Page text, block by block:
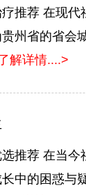
推荐 在现代
州省的省会
解详情....>
推荐 在当今
中的困惑与